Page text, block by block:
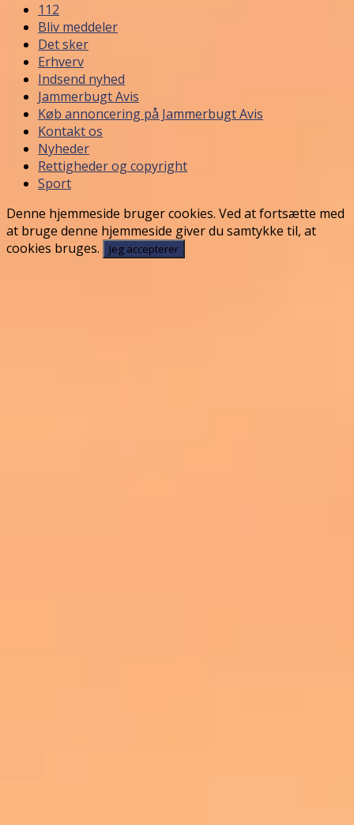
112
Bliv meddeler
Det sker
Erhverv
Indsend nyhed
Jammerbugt Avis
Køb annoncering på Jammerbugt Avis
Kontakt os
Nyheder
Rettigheder og copyright
Sport
Denne hjemmeside bruger cookies. Ved at fortsætte med
at bruge denne hjemmeside giver du samtykke til, at
cookies bruges.
Jeg accepterer